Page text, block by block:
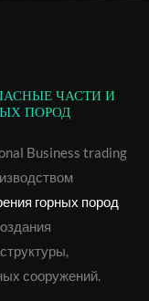
ЧАСТИ И
ПОРОД
Business trading
горных пород
сооружений.